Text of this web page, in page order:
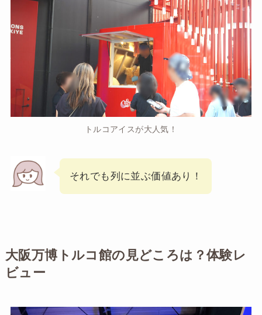
トルコアイスが大人気！
それでも列に並ぶ価値あり！
大阪万博トルコ館の見どころは？体験レ
ビュー